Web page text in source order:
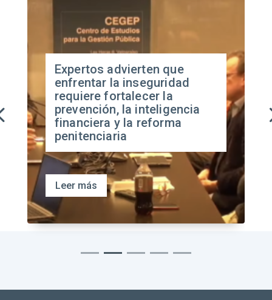
Expertos advierten que
enfrentar la inseguridad
requiere fortalecer la
prevención, la inteligencia
financiera y la reforma
penitenciaria
Leer más